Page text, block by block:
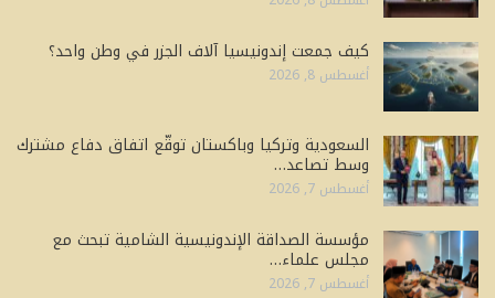
كيف جمعت إندونيسيا آلاف الجزر في وطن واحد؟
أغسطس 8, 2026
السعودية وتركيا وباكستان توقّع اتفاق دفاع مشترك
وسط تصاعد…
أغسطس 7, 2026
مؤسسة الصداقة الإندونيسية الشامية تبحث مع
مجلس علماء…
أغسطس 7, 2026